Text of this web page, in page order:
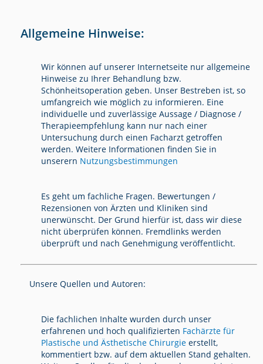
Allgemeine Hinweise:
Wir können auf unserer Internetseite nur allgemeine
Hinweise zu Ihrer Behandlung bzw.
Schönheitsoperation geben. Unser Bestreben ist, so
umfangreich wie möglich zu informieren. Eine
individuelle und zuverlässige Aussage / Diagnose /
Therapieempfehlung kann nur nach einer
Untersuchung durch einen Facharzt getroffen
werden. Weitere Informationen finden Sie in
unserern Nutzungsbestimmungen
Es geht um fachliche Fragen. Bewertungen /
Rezensionen von Ärzten und Kliniken sind
unerwünscht. Der Grund hierfür ist, dass wir diese
nicht überprüfen können. Fremdlinks werden
überprüft und nach Genehmigung veröffentlicht.
Unsere Quellen und Autoren:
Die fachlichen Inhalte wurden durch unser
erfahrenen und hoch qualifizierten Fachärzte für
Plastische und Ästhetische Chirurgie erstellt,
kommentiert bzw. auf dem aktuellen Stand gehalten.